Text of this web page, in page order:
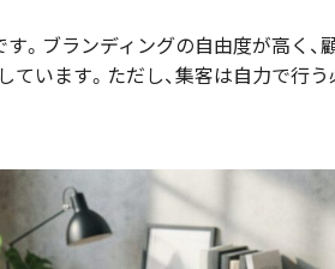
。ブランディングの自由度が高く
います。ただし、集客は自力で行